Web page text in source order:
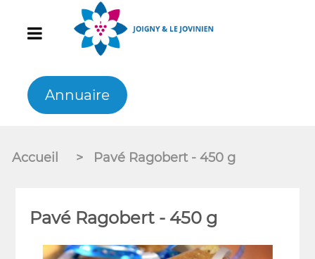
Annuaire
Accueil > Pavé Ragobert - 450 g
Pavé Ragobert - 450 g